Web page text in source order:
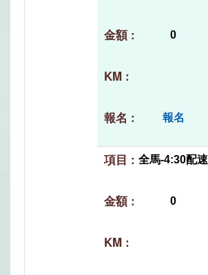
0
報名
全馬-4:30配速
0